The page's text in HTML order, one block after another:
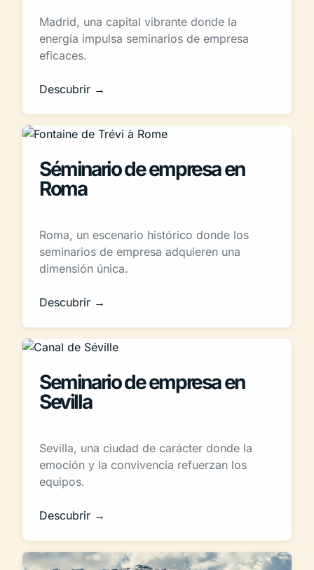
Madrid, una capital vibrante donde la
energía impulsa seminarios de empresa
eficaces.
Descubrir →
Séminario de empresa en
Roma
Roma, un escenario histórico donde los
seminarios de empresa adquieren una
dimensión única.
Descubrir →
Seminario de empresa en
Sevilla
Sevilla, una ciudad de carácter donde la
emoción y la convivencia refuerzan los
equipos.
Descubrir →